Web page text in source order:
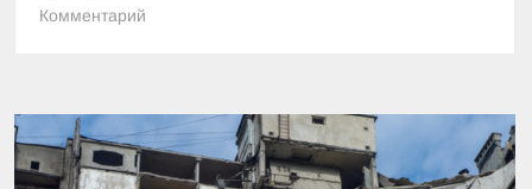
Комментарий
Украине
будут
по-